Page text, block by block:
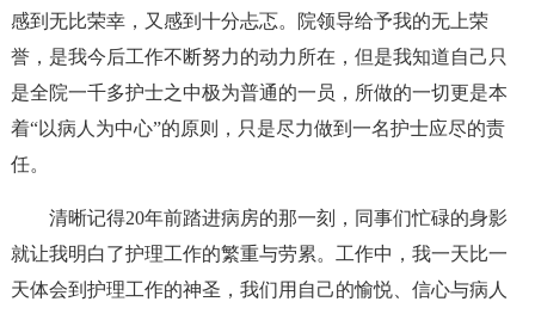
感到无比荣幸，又感到十分忐忑。院领导给予我的无上荣
誉，是我今后工作不断努力的动力所在，但是我知道自己只
是全院一千多护士之中极为普通的一员，所做的一切更是本
着“以病人为中心”的原则，只是尽力做到一名护士应尽的责
任。
清晰记得20年前踏进病房的那一刻，同事们忙碌的身影
就让我明白了护理工作的繁重与劳累。工作中，我一天比一
天体会到护理工作的神圣，我们用自己的愉悦、信心与病人